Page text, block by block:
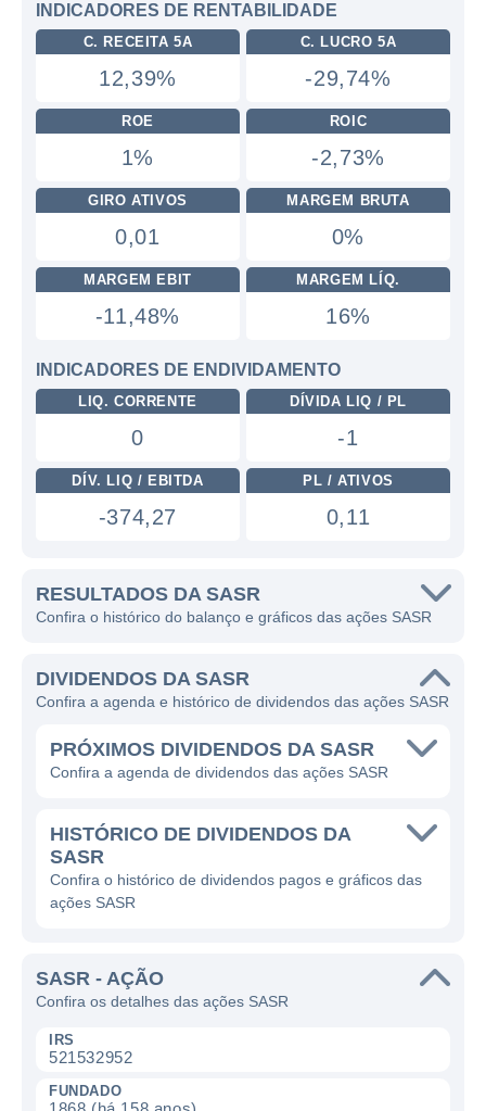
INDICADORES DE RENTABILIDADE
C. RECEITA 5A
12,39%
C. LUCRO 5A
-29,74%
ROE
1%
ROIC
-2,73%
GIRO ATIVOS
0,01
MARGEM BRUTA
0%
MARGEM EBIT
-11,48%
MARGEM LÍQ.
16%
INDICADORES DE ENDIVIDAMENTO
LIQ. CORRENTE
0
DÍVIDA LIQ / PL
-1
DÍV. LIQ / EBITDA
-374,27
PL / ATIVOS
0,11
RESULTADOS DA SASR
Confira o histórico do balanço e gráficos das ações SASR
DIVIDENDOS DA SASR
Confira a agenda e histórico de dividendos das ações SASR
PRÓXIMOS DIVIDENDOS DA SASR
Confira a agenda de dividendos das ações SASR
HISTÓRICO DE DIVIDENDOS DA
SASR
Confira o histórico de dividendos pagos e gráficos das
ações SASR
SASR - AÇÃO
Confira os detalhes das ações SASR
IRS
521532952
FUNDADO